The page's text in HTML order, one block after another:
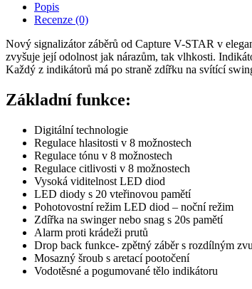
Popis
Recenze (0)
Nový signalizátor záběrů od Capture V-STAR v
zvyšuje její odolnost jak nárazům, tak vlhkosti.
Každý z indikátorů má po straně zdířku na svítící
Základní funkce:
Digitální technologie
Regulace hlasitosti v 8 možnostech
Regulace tónu v 8 možnostech
Regulace citlivosti v 8 možnostech
Vysoká viditelnost LED diod
LED diody s 20 vteřinovou pamětí
Pohotovostní režim LED diod – noční režim
Zdířka na swinger nebo snag s 20s pamětí
Alarm proti krádeži prutů
Drop back funkce- zpětný záběr s rozdílným
Mosazný šroub s aretací pootočení
Vodotěsné a pogumované tělo indikátoru